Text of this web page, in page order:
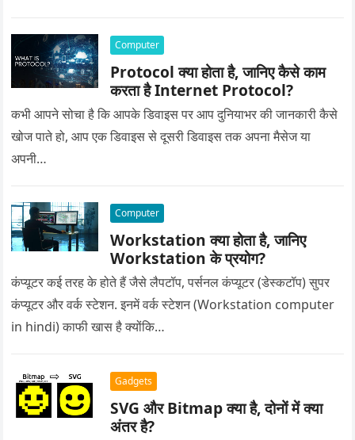
Computer
Protocol क्या होता है, जानिए कैसे काम
करता है Internet Protocol?
कभी आपने सोचा है कि आपके डिवाइस पर आप दुनियाभर की जानकारी कैसे
खोज पाते हो, आप एक डिवाइस से दूसरी डिवाइस तक अपना मैसेज या
अपनी…
Computer
Workstation क्या होता है, जानिए
Workstation के प्रयोग?
कंप्यूटर कई तरह के होते हैं जैसे लैपटॉप, पर्सनल कंप्यूटर (डेस्कटॉप) सुपर
कंप्यूटर और वर्क स्टेशन. इनमें वर्क स्टेशन (Workstation computer
in hindi) काफी खास है क्योंकि…
Gadgets
SVG और Bitmap क्या है, दोनों में क्या
अंतर है?